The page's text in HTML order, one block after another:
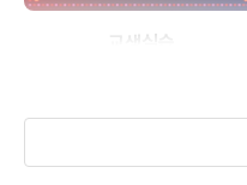
교생실습